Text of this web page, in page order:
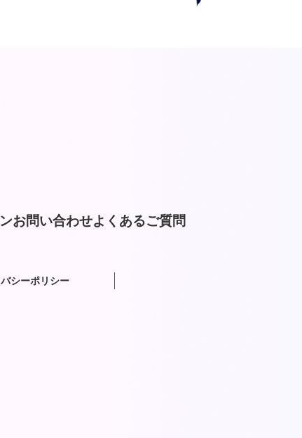
お問い合わせよくあるご質問
シーポリシー